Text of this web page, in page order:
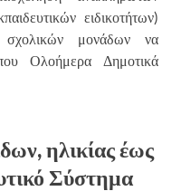
ειδικοτήτων)
μονάδων να
Ολοήμερα Δημοτικά
ηλικίας έως
Σύστημα